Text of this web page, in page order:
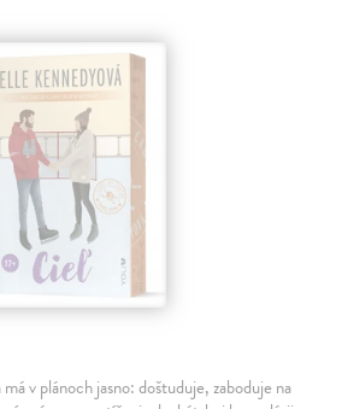
v plánoch jasno: doštuduje, zaboduje na